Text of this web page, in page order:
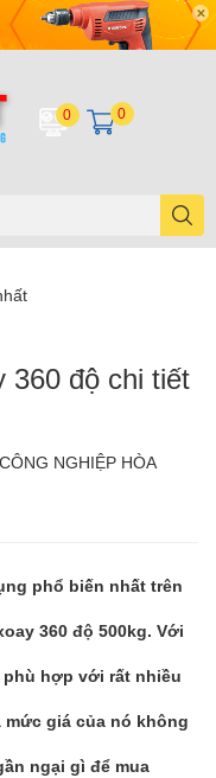
0 0
360 độ chi tiết
NGHIỆP HÒA
phổ biến nhất trên
360 độ 500kg. Với
hợp với rất nhiều
giá của nó không
ngại gì để mua